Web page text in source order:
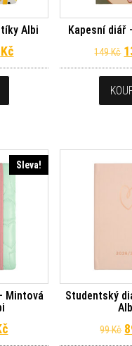
Albi
cena byla: 199 Kč.
KčAktuální cena je: 179
Kapesní diář
149Kč
Sleva!
Mintová
cena byla: 99 Kč.
Aktuální cena je: 89 Kč.
Studentský
99Kč